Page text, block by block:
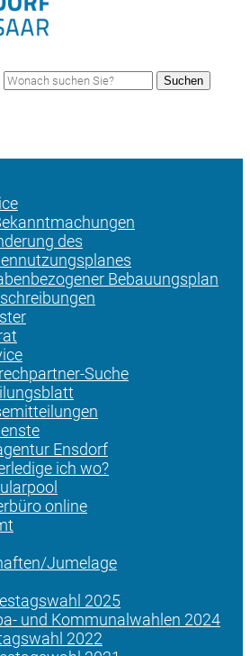
Suchen
des
Bebauungsplan
Suche
Ensdorf
ich wo?
online
Jumelage
2025
und Kommunalwahlen 2024
2022